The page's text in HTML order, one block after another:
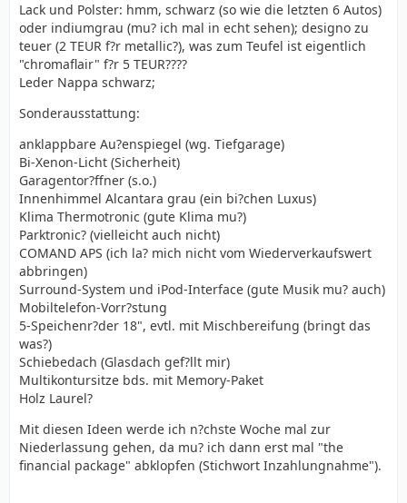
Lack und Polster: hmm, schwarz (so wie die letzten 6 Autos)
oder indiumgrau (mu? ich mal in echt sehen); designo zu
teuer (2 TEUR f?r metallic?), was zum Teufel ist eigentlich
"chromaflair" f?r 5 TEUR????
Leder Nappa schwarz;
Sonderausstattung:
anklappbare Au?enspiegel (wg. Tiefgarage)
Bi-Xenon-Licht (Sicherheit)
Garagentor?ffner (s.o.)
Innenhimmel Alcantara grau (ein bi?chen Luxus)
Klima Thermotronic (gute Klima mu?)
Parktronic? (vielleicht auch nicht)
COMAND APS (ich la? mich nicht vom Wiederverkaufswert
abbringen)
Surround-System und iPod-Interface (gute Musik mu? auch)
Mobiltelefon-Vorr?stung
5-Speichenr?der 18", evtl. mit Mischbereifung (bringt das
was?)
Schiebedach (Glasdach gef?llt mir)
Multikontursitze bds. mit Memory-Paket
Holz Laurel?
Mit diesen Ideen werde ich n?chste Woche mal zur
Niederlassung gehen, da mu? ich dann erst mal "the
financial package" abklopfen (Stichwort Inzahlungnahme").